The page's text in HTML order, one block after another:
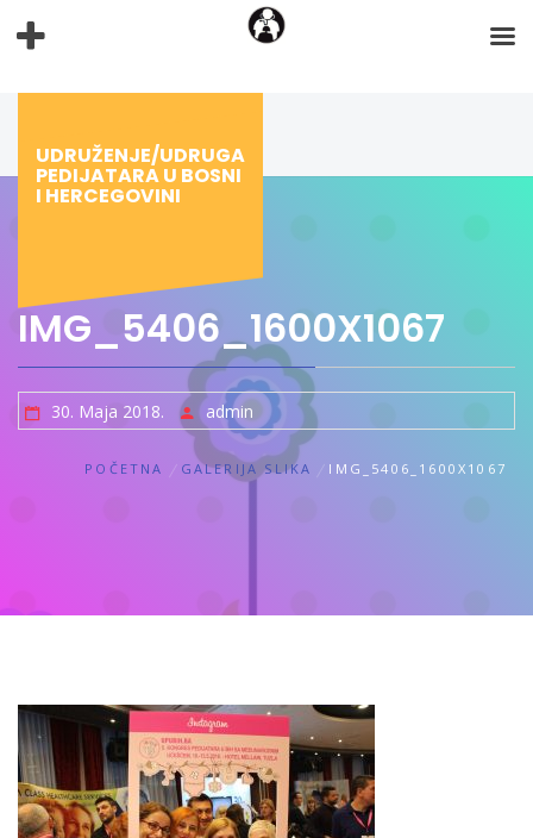
na
UDRUŽENJE/UDRUGA
PEDIJATARA U BOSNI
I HERCEGOVINI
IMG_5406_1600X1067
30. Maja 2018. admin
POČETNA GALERIJA SLIKA IMG_5406_1600X1067